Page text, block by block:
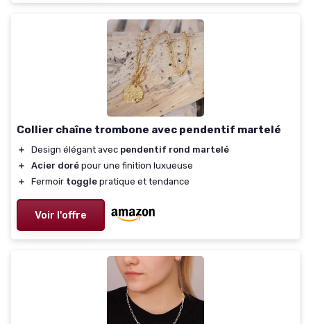
Collier chaîne trombone avec pendentif martelé
＋ Design élégant avec pendentif rond martelé
＋
Acier doré pour une finition luxueuse
＋
Fermoir toggle pratique et tendance
Voir l'offre